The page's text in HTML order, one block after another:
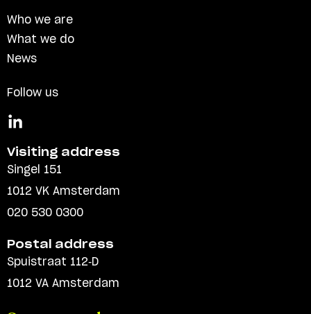
Who we are
What we do
News
Follow us
Visiting address
Singel 151
1012 VK Amsterdam
020 530 0300
Postal address
Spuistraat 112-D
1012 VA Amsterdam